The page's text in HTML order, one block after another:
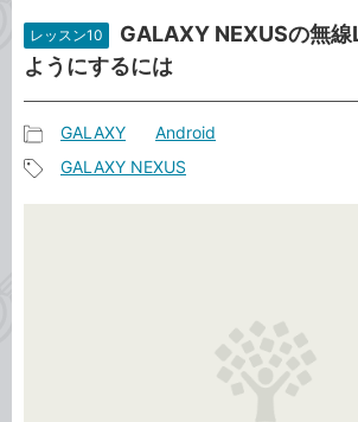
ト
レッスン10
GALAXY NEXUSの無
ようにするには
事
カ
GALAXY Android
GALAXY NEXUS